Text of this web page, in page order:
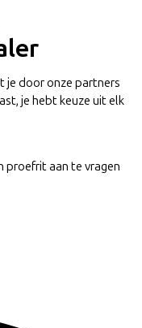
je door onze partners
je hebt keuze uit elk
proefrit aan te vragen